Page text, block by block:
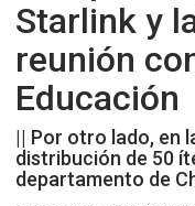
Starlink y
reunión
Educación
|| Por otro lado, en
distribución de 50
departamento de